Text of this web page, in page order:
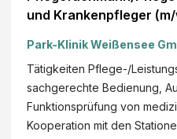
und Krankenpfleger
Park-Klinik Weißensee
Tätigkeiten Pflege-/
sachgerechte Bedienung,
Funktionsprüfung von
Kooperation mit den